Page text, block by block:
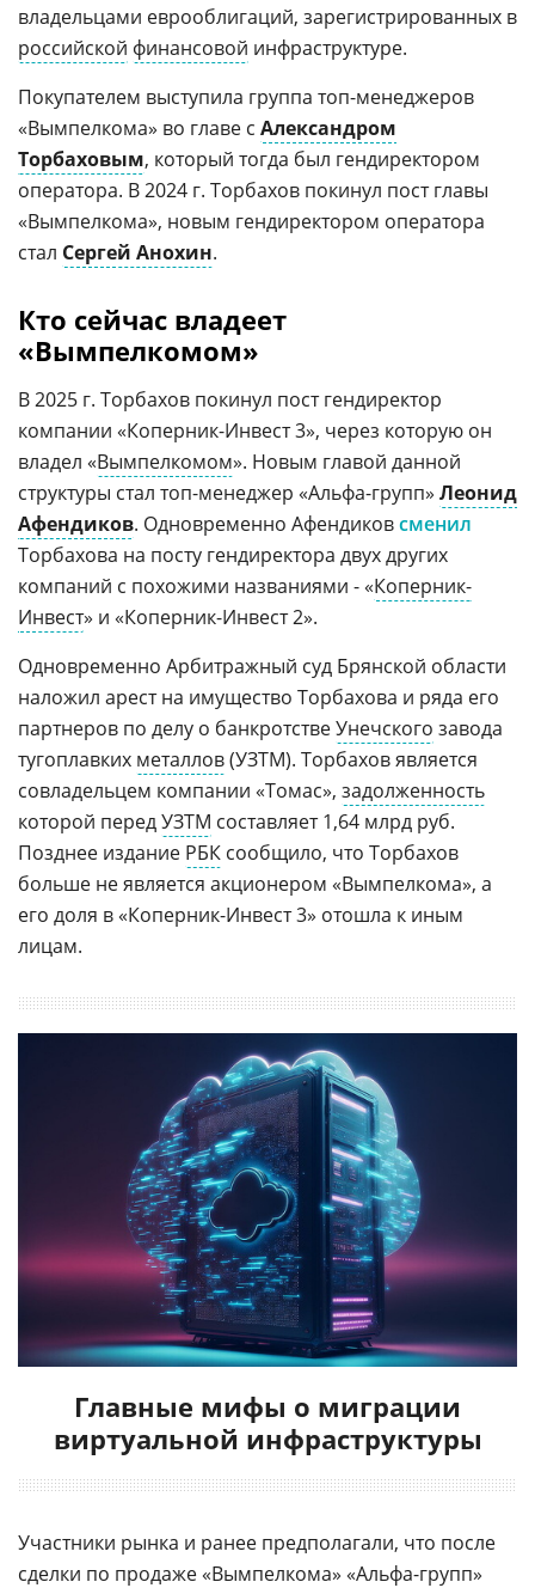
владельцами еврооблигаций, зарегистрированных в
российской финансовой инфраструктуре.
Покупателем выступила группа топ-менеджеров
«Вымпелкома» во главе с Александром
Торбаховым, который тогда был гендиректором
оператора. В 2024 г. Торбахов покинул пост главы
«Вымпелкома», новым гендиректором оператора
стал Сергей Анохин.
Кто сейчас владеет
«Вымпелкомом»
В 2025 г. Торбахов покинул пост гендиректор
компании «Коперник-Инвест 3», через которую он
владел «Вымпелкомом». Новым главой данной
структуры стал топ-менеджер «Альфа-групп» Леонид
Афендиков. Одновременно Афендиковсменил
Торбахова на посту гендиректора двух других
компаний с похожими названиями - «Коперник-
Инвест» и «Коперник-Инвест 2».
Одновременно Арбитражный суд Брянской области
наложил арест на имущество Торбахова и ряда его
партнеров по делу о банкротствеУнечского завода
тугоплавких металлов(УЗТМ). Торбахов является
совладельцем компании «Томас», задолженность
которой передУЗТМ составляет 1,64 млрд руб.
Позднее издание РБК сообщило, что Торбахов
больше не является акционером «Вымпелкома», а
его доля в «Коперник-Инвест 3» отошла к иным
лицам.
Главные мифы о миграции
виртуальной инфраструктуры
Участники рынка и ранее предполагали, что после
сделки по продаже «Вымпелкома» «Альфа-групп»